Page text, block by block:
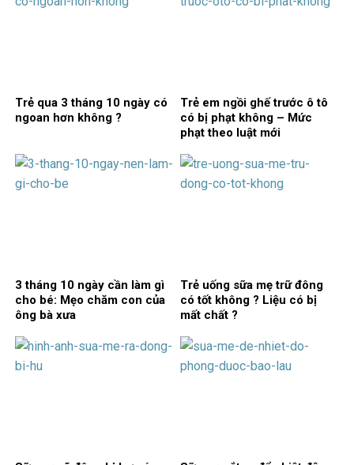
Trẻ qua 3 tháng 10 ngày có
ngoan hơn không ?
Trẻ em ngồi ghế trước ô tô
có bị phạt không – Mức
phạt theo luật mới
3 tháng 10 ngày cần làm gì
cho bé: Mẹo chăm con của
ông bà xưa
Trẻ uống sữa mẹ trữ đông
có tốt không ? Liệu có bị
mất chất ?